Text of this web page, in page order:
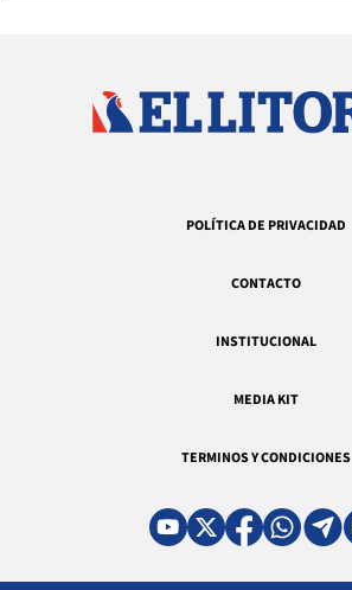
POLÍTICA DE PRIVACIDAD
CONTACTO
INSTITUCIONAL
MEDIA KIT
TERMINOS Y CONDICIONES